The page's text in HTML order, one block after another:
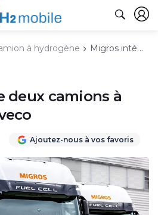
à hydrogène Migros intègre deux camions à hydrogène d'Iveco
deux camions à
Ajoutez-nous à vos favoris